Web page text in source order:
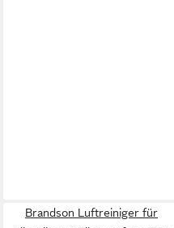
Brandson Luftreiniger für